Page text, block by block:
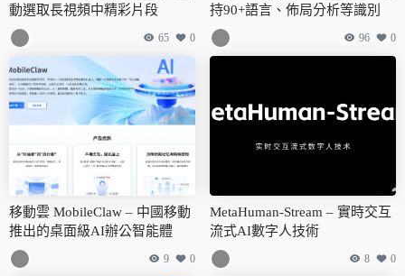
動選取長視頻中精彩片段
65 0
持90+語言、佈局分析等識別
96 0
移動雲 MobileClaw – 中國移動
推出的桌面級AI辦公智能體
9 0
MetaHuman-Stream – 實時交互
流式AI數字人技術
8 0